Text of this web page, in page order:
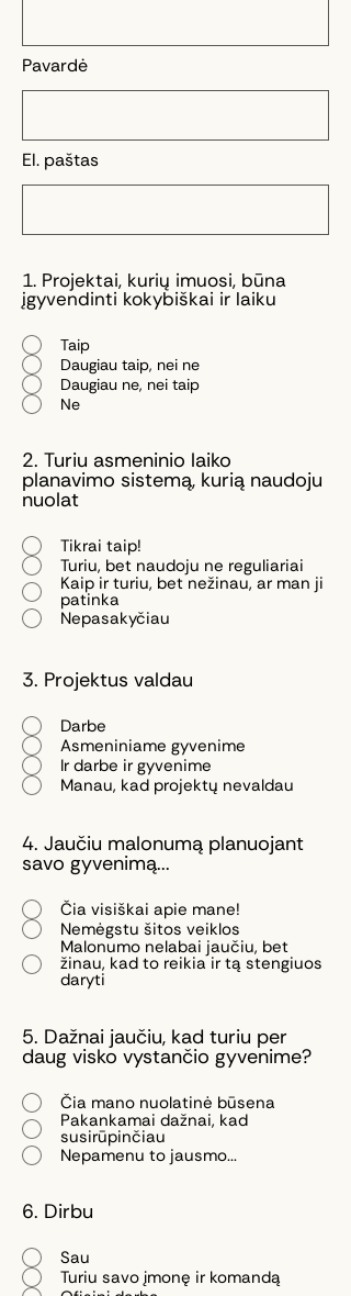
Pavardė
El. paštas
1. Projektai, kurių imuosi, būna
įgyvendinti kokybiškai ir laiku
Taip
Daugiau taip, nei ne
Daugiau ne, nei taip
Ne
2. Turiu asmeninio laiko
planavimo sistemą, kurią naudoju
nuolat
Tikrai taip!
Turiu, bet naudoju ne reguliariai
Kaip ir turiu, bet nežinau, ar man ji
patinka
Nepasakyčiau
3. Projektus valdau
Darbe
Asmeniniame gyvenime
Ir darbe ir gyvenime
Manau, kad projektų nevaldau
4. Jaučiu malonumą planuojant
savo gyvenimą...
Čia visiškai apie mane!
Nemėgstu šitos veiklos
Malonumo nelabai jaučiu, bet
žinau, kad to reikia ir tą stengiuos
daryti
5. Dažnai jaučiu, kad turiu per
daug visko vystančio gyvenime?
Čia mano nuolatinė būsena
Pakankamai dažnai, kad
susirūpinčiau
Nepamenu to jausmo...
6. Dirbu
Sau
Turiu savo įmonę ir komandą